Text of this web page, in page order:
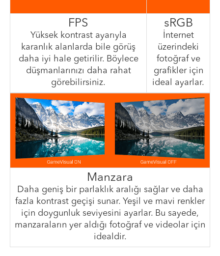
FPS
Yüksek kontrast ayarıyla
karanlık alanlarda bile görüş
daha iyi hale getirilir. Böylece
düşmanlarınızı daha rahat
görebilirsiniz.
sRGB
İnternet
üzerindeki
fotoğraf ve
grafikler için
ideal ayarlar.
Manzara
Daha geniş bir parlaklık aralığı sağlar ve daha
fazla kontrast geçişi sunar. Yeşil ve mavi renkler
için doygunluk seviyesini ayarlar. Bu sayede,
manzaraların yer aldığı fotoğraf ve videolar için
idealdir.